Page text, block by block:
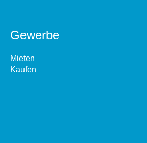
Gewerbe
Mieten
Kaufen